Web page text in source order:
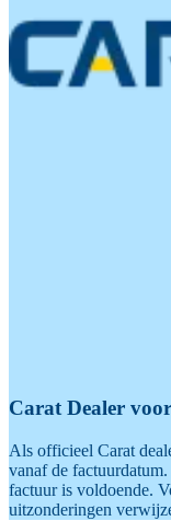
Carat Dealer
Als officieel Carat
vanaf de
factuur is voldoende.
uitzonderingen